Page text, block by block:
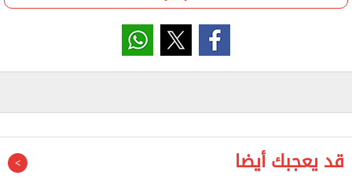
مربعًا، وذلك بمواقع متميزة داخل المدينة.
الأربعاء الموافق 10 يونيو، في تمام الساعة الثانية عشرة
وأكد المهندس محمود مراد أن هذا الطرح يأتي في إطار
قد يعجبك أيضا